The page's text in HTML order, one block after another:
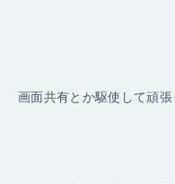
画面共有とか駆使して頑張